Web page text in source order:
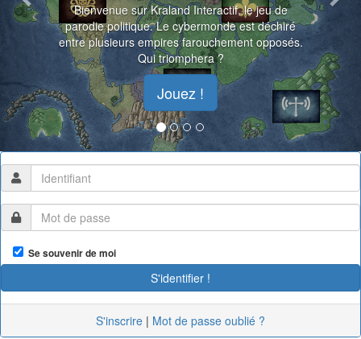
Bienvenue sur Kraland Interactif, le jeu de
parodie politique. Le cybermonde est déchiré
entre plusieurs empires farouchement opposés.
Qui triomphera ?
Jouez !
Se souvenir de moi
S'inscrire | Mot de passe oublié ?